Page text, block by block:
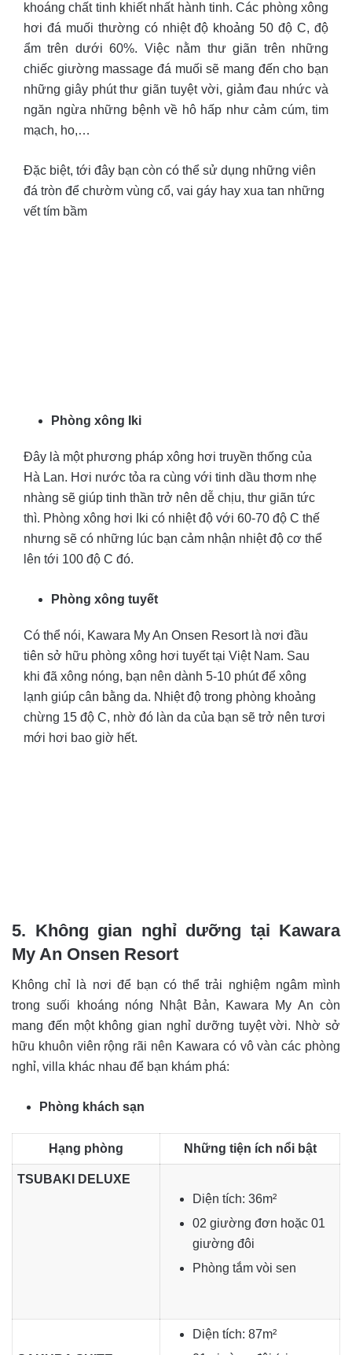
khoáng chất tinh khiết nhất hành tinh. Các phòng xông
hơi đá muối thường có nhiệt độ khoảng 50 độ C, độ
ẩm trên dưới 60%. Việc nằm thư giãn trên những
chiếc giường massage đá muối sẽ mang đến cho bạn
những giây phút thư giãn tuyệt vời, giảm đau nhức và
ngăn ngừa những bệnh về hô hấp như cảm cúm, tim
mạch, ho,…
Đặc biệt, tới đây bạn còn có thể sử dụng những viên
đá tròn để chườm vùng cổ, vai gáy hay xua tan những
vết tím bầm
Phòng xông Iki
Đây là một phương pháp xông hơi truyền thống của
Hà Lan. Hơi nước tỏa ra cùng với tinh dầu thơm nhẹ
nhàng sẽ giúp tinh thần trở nên dễ chịu, thư giãn tức
thì. Phòng xông hơi Iki có nhiệt độ với 60-70 độ C thế
nhưng sẽ có những lúc bạn cảm nhận nhiệt độ cơ thể
lên tới 100 độ C đó.
Phòng xông tuyết
Có thể nói, Kawara My An Onsen Resort là nơi đầu
tiên sở hữu phòng xông hơi tuyết tại Việt Nam. Sau
khi đã xông nóng, bạn nên dành 5-10 phút để xông
lạnh giúp cân bằng da. Nhiệt độ trong phòng khoảng
chừng 15 độ C, nhờ đó làn da của bạn sẽ trở nên tươi
mới hơi bao giờ hết.
5. Không gian nghỉ dưỡng tại Kawara
My An Onsen Resort
Không chỉ là nơi để bạn có thể trải nghiệm ngâm mình
trong suối khoáng nóng Nhật Bản, Kawara My An còn
mang đến một không gian nghỉ dưỡng tuyệt vời. Nhờ sở
hữu khuôn viên rộng rãi nên Kawara có vô vàn các phòng
nghỉ, villa khác nhau để bạn khám phá:
Phòng khách sạn
Hạng phòng Những tiện ích nổi bật
TSUBAKI DELUXE
Diện tích: 36m²
02 giường đơn hoặc 01
giường đôi
Phòng tắm vòi sen
Diện tích: 87m²